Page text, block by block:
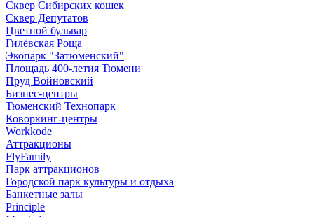
Сквер Сибирских кошек
Сквер Депутатов
Цветной бульвар
Гилёвская Роща
Экопарк "Затюменский"
Площадь 400-летия Тюмени
Пруд Войновский
Бизнес-центры
Тюменский Технопарк
Коворкинг-центры
Workkode
Аттракционы
FlyFamily
Парк аттракционов
Городской парк культуры и отдыха
Банкетные залы
Principle